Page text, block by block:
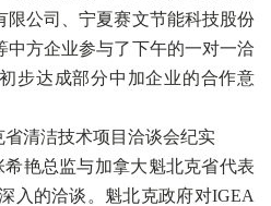
限公司、宁夏赛文节能科技股份
中方企业参与了下午的一对一洽
步达成部分中加企业的合作意
总监与加拿大魁北克省代表
入的洽谈。魁北克政府对IGEA